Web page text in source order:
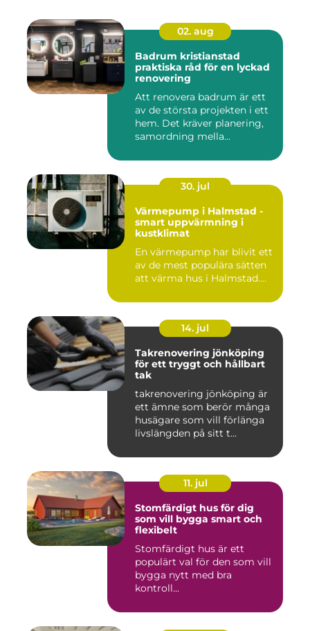
02. aug
Badrum kristianstad
praktiska råd för en lyckad
renovering
Att renovera badrum är ett
av de största projekten i ett
hem. Det kräver planering,
samordning mella...
30. jul
Värmepump i Halmstad -
smart uppvärmning i
kustklimat
En värmepump har blivit ett
av de mest populära sätten
att värma hus i Halmstad....
14. jul
Takrenovering jönköping
för ett tryggt och hållbart
tak
takrenovering jönköping är
ett ämne som berör många
husägare som vill förlänga
livslängden på sitt t...
11. jul
Stomfärdigt hus för dig
som vill bygga smart och
flexibelt
Stomfärdigt hus är ett
populärt val för den som vill
bygga nytt med bra
kontroll...